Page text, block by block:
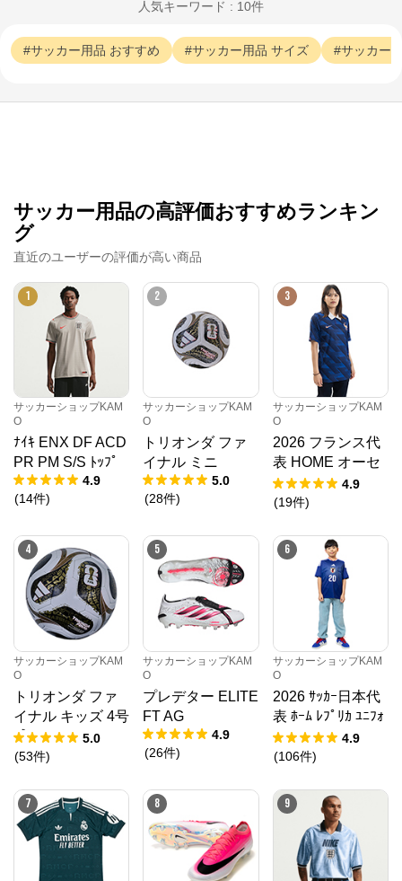
人気キーワード : 10件
サッカー用品 おすすめ サッカー用品 サイズ サッカー
サッカー用品の高評価おすすめランキン
グ
直近のユーザーの評価が高い商品
1
サッカーショップKAM
O
ﾅｲｷ ENX DF ACD
PR PM S/S ﾄｯﾌﾟ
4.9
(14件)
2
サッカーショップKAM
O
トリオンダ ファ
イナル ミニ
5.0
(28件)
3
サッカーショップKAM
O
2026 フランス代
表 HOME オーセ
ンティックユニフ
ォーム
4.9
(19件)
4
サッカーショップKAM
O
トリオンダ ファ
イナル キッズ 4号
球
5.0
(53件)
5
サッカーショップKAM
O
プレデター ELITE
FT AG
4.9
(26件)
6
サッカーショップKAM
O
2026 ｻｯｶｰ日本代
表 ﾎｰﾑ ﾚﾌﾟﾘｶ ﾕﾆﾌｫ
ｰﾑ KIDS
4.9
(106件)
7 8 9
サッカーショップKAMO
公式ECサイト
サッカーショップKAMOの公式通販サイト「サッカー
ショップKAMOオンラインストア」。 老舗サッカー用
品専門店ならではの豊富な品揃え！